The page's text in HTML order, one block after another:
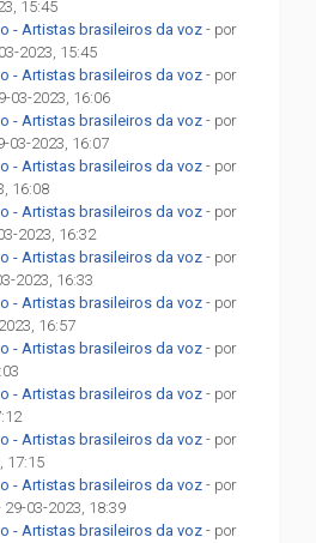
15:45
- Artistas brasileiros da voz - por
2023, 15:45
- Artistas brasileiros da voz - por
03-2023, 16:06
- Artistas brasileiros da voz - por
03-2023, 16:07
- Artistas brasileiros da voz - por
16:08
- Artistas brasileiros da voz - por
2023, 16:32
- Artistas brasileiros da voz - por
2023, 16:33
- Artistas brasileiros da voz - por
16:57
- Artistas brasileiros da voz - por
- Artistas brasileiros da voz - por
- Artistas brasileiros da voz - por
17:15
- Artistas brasileiros da voz - por
29-03-2023, 18:39
- Artistas brasileiros da voz - por